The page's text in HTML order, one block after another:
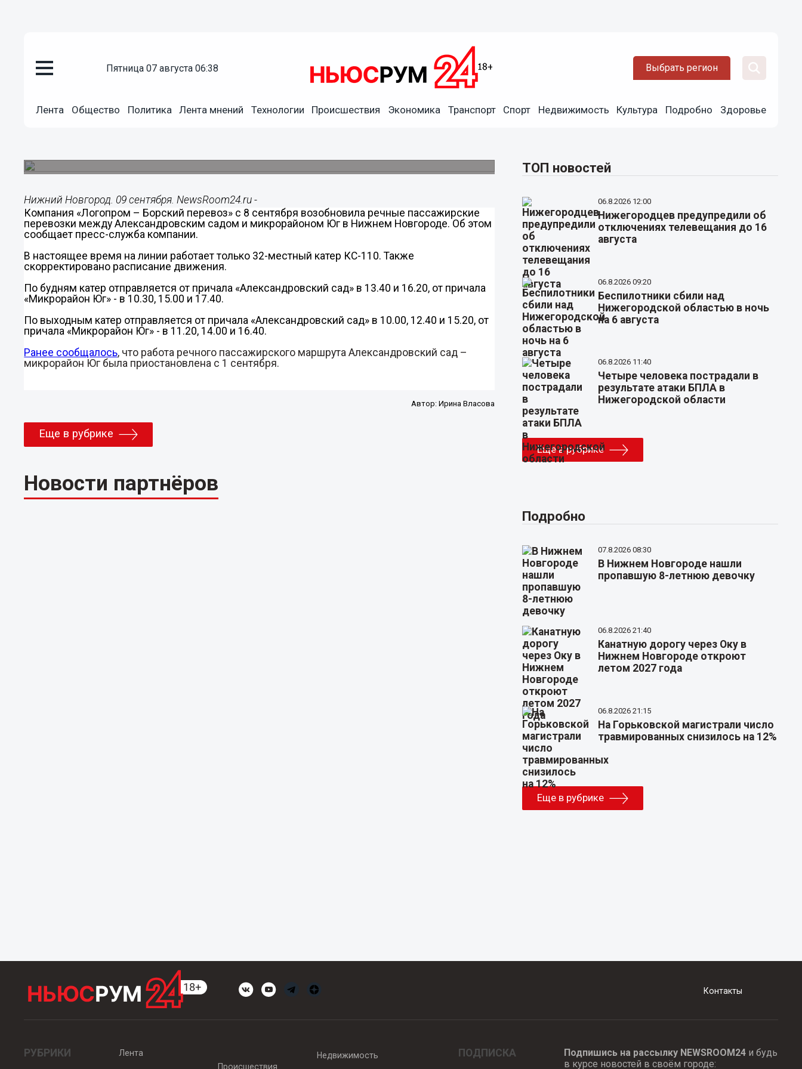
пятница 07 августа 06:38 Выбрать регион
Лента Общество Политика Лента мнений Технологии Происшествия Экономика Транспорт Спорт Недвижимость Культура Подробно Здоровье
Возобновлены речные перевозки между Александровским
Нижний Новгород. 09 сентября. NewsRoom24.ru -
Компания «Логопром – Борский перевоз» с 8 сентября возобновила речные пассажирские
перевозки между Александровским садом и микрорайоном Юг в Нижнем Новгороде. Об этом
сообщает пресс-служба компании.
В настоящее время на линии работает только 32-местный катер КС-110. Также
скорректировано расписание движения.
По будням катер отправляется от причала «Александровский сад» в 13.40 и 16.20, от причала
«Микрорайон Юг» - в 10.30, 15.00 и 17.40.
По выходным катер отправляется от причала «Александровский сад» в 10.00, 12.40 и 15.20, от
причала «Микрорайон Юг» - в 11.20, 14.00 и 16.40.
Ранее сообщалось, что работа речного пассажирского маршрута Александровский сад –
микрорайон Юг была приостановлена с 1 сентября.
Автор: Ирина Власова
Еще в рубрике
Новости партнёров
ТОП новостей
06.8.2026 12:00
Нижегородцев предупредили об
отключениях телевещания до 16
августа
06.8.2026 09:20
Беспилотники сбили над
Нижегородской областью в ночь
на 6 августа
06.8.2026 11:40
Четыре человека пострадали в
результате атаки БПЛА в
Нижегородской области
Еще в рубрике
Подробно
07.8.2026 08:30
В Нижнем Новгороде нашли
пропавшую 8-летнюю девочку
06.8.2026 21:40
Канатную дорогу через Оку в
Нижнем Новгороде откроют
летом 2027 года
06.8.2026 21:15
На Горьковской магистрали число
травмированных снизилось на 12%
Еще в рубрике
Контакты
РУБРИКИ
Лента
Происшествия
Недвижимость ПОДПИСКА Подпишись на рассылку NEWSROOM24и будь
в курсе новостей в своём городе: